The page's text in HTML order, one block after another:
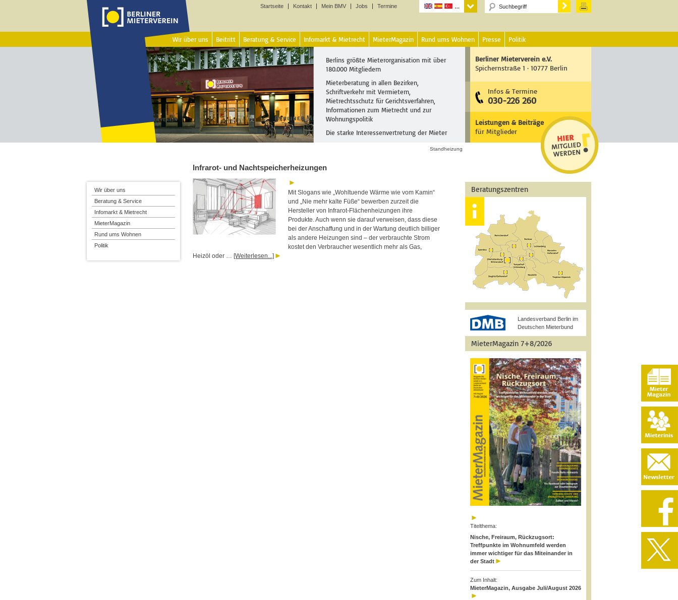
Startseite Kontakt Mein BMV Jobs Termine
Wir über uns Beitritt Beratung & Service Infomarkt & Mietrecht MieterMagazin Rund ums Wohnen Presse Politik
Berlins größte Mieterorganisation mit über
180.000 Mitgliedern
Mieterberatung in allen Bezirken,
Schriftverkehr mit Vermietern,
Mietrechtsschutz für Gerichtsverfahren,
Informationen zum Mietrecht und zur
Wohnungspolitik
Die starke Interessenvertretung der Mieter
Berliner Mieterverein e.V.
Spichernstraße 1 · 10777 Berlin
Infos & Termine
030-226 260
Leistungen & Beiträge
für Mitglieder
Standheizung
Infrarot- und Nachtspeicherheizungen
Mit Slogans wie „Wohltuende Wärme wie vom Kamin“
und „Nie mehr kalte Füße“ bewerben zurzeit die
Hersteller von Infrarot-Flächenheizungen ihre
Produkte. Auch wenn sie darauf verweisen, dass diese
bei der Anschaffung und in der Wartung deutlich billiger
als andere Heizungen sind – der verbrauchte Strom
kostet den Verbraucher wesentlich mehr als Gas,
Heizöl oder … [Weiterlesen...]
Beratungszentren
Landesverband Berlin im
Deutschen Mieterbund
MieterMagazin 7+8/2026
Titelthema:
Nische, Freiraum, Rückzugsort:
Treffpunkte im Wohnumfeld werden
immer wichtiger für das Miteinander in
der Stadt
Zum Inhalt:
MieterMagazin, Ausgabe Juli/August 2026
Wir über uns
Beratung & Service
Infomarkt & Mietrecht
MieterMagazin
Rund ums Wohnen
Politik